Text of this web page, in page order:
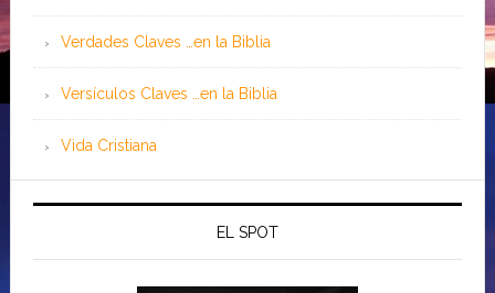
Verdades Claves …en la Biblia
Versículos Claves …en la Biblia
Vida Cristiana
EL SPOT